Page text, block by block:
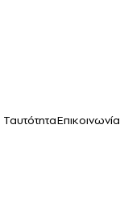
ΤαυτότηταΕπικοινωνία